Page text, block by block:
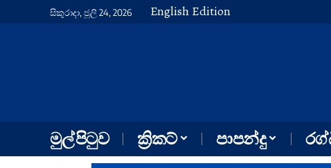
සිකුරාදා, ජූලි 24, 2026 English Edition
මුල් පිටුව ක්‍රිකට් පාපන්දු